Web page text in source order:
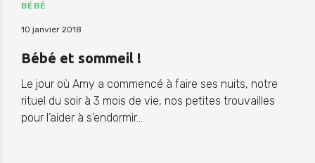
BÉBÉ
10 janvier 2018
Bébé et sommeil !
Le jour où Amy a commencé à faire ses nuits, notre
rituel du soir à 3 mois de vie, nos petites trouvailles
pour l’aider à s’endormir…